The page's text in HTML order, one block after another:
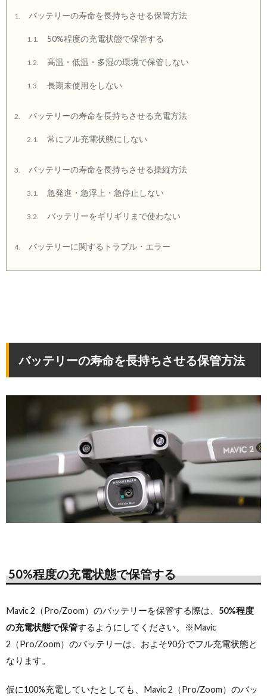
1. バッテリーの寿命を長持ちさせる保管方法
1.1. 50%程度の充電状態で保管する
1.2. 高温・低温・多湿の環境で保管しない
1.3. 長期未使用をしない
2. バッテリーの寿命を長持ちさせる充電方法
2.1. 常にフル充電状態にしない
3. バッテリーの寿命を長持ちさせる操縦方法
3.1. 急発進・急浮上・急停止しない
3.2. バッテリーをギリギリまで使わない
4. バッテリーに関するトラブル・エラー
バッテリーの寿命を長持ちさせる保管方法
50%程度の充電状態で保管する
Mavic 2（Pro/Zoom）のバッテリーを保管する際は、 50%程度
の充電状態で保管するようにしてください。※Mavic
2（Pro/Zoom）のバッテリーは、およそ90分でフル充電状態と
なります。
仮に100%充電していたとしても、Mavic 2（Pro/Zoom）のバッ